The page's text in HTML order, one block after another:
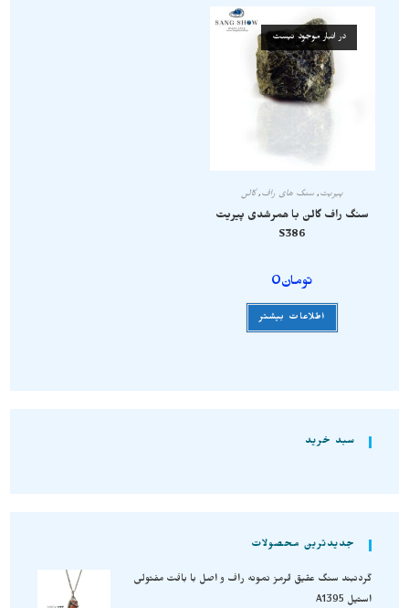
در انبار موجود نیست
پیریت, سنگ های راف, گالن
سنگ راف گالن با همرشدی پیریت
S386
تومان0
اطلاعات بیشتر
سبد خرید
جدیدترین محصولات
گردنبند سنگ عقیق قرمز نمونه راف و اصل با بافت مفتولی
استیل A1395